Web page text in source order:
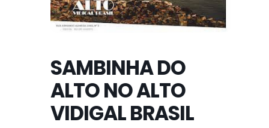
SAMBINHA DO
ALTO NO ALTO
VIDIGAL BRASIL